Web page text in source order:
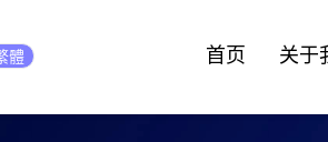
體 首页 关于